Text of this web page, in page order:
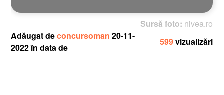
Sursă foto:nivea.ro
Adăugat deconcursoman20-11-
2022 în data de
599vizualizări